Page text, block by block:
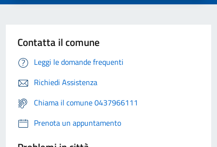
Contatta il comune
Leggi le domande frequenti
Richiedi Assistenza
Chiama il comune 0437966111
Prenota un appuntamento